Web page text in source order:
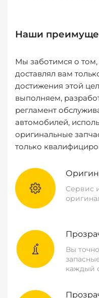
Наши
Мы заботимся о
доставлял вам
достижения этой
выполняем,
регламент
автомобилей,
оригинальные
только
Сервис
Вы
каждый